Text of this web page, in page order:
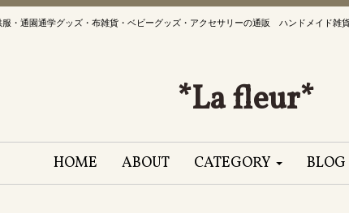
・通園通学グッズ・布雑貨・ベビーグッズ・アクセサリーの通販 ハンドメイド雑
*La fleur*
HOME ABOUT CATEGORY BLOG